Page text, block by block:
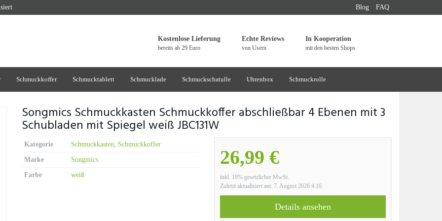
Blog FAQ
Kostenlose Lieferung
bereits ab 29 Euro
Echte Reviews
von Usern
In Kooperation
mit den besten Shops
Schmuckkoffer Schmucktablett Schmucklade Schmuckschatulle Uhrenbox Schmuckrolle
Songmics Schmuckkasten Schmuckkoffer abschließbar 4 Ebenen mit 3
Schubladen mit Spiegel weiß JBC131W
26,99 €
inkl. 19% gesetzlicher MwSt.
Zuletzt aktualisiert am: 7. August 2026 4:16
Details ansehen
Kategorie Schmuckkasten, Schmuckkoffer
Marke Songmics
Farbe weiß